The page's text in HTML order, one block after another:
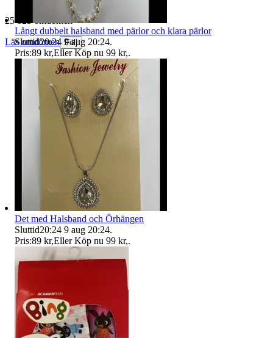
25 825 omdömen
Läs omdömen Följ
Långt dubbelt halsband med pärlor och klara pärlor
Sluttid20:24 9 aug 20:24.
Pris:89 kr,Eller Köp nu 99 kr,.
Det med Halsband och Örhängen
Sluttid20:24 9 aug 20:24.
Pris:89 kr,Eller Köp nu 99 kr,.